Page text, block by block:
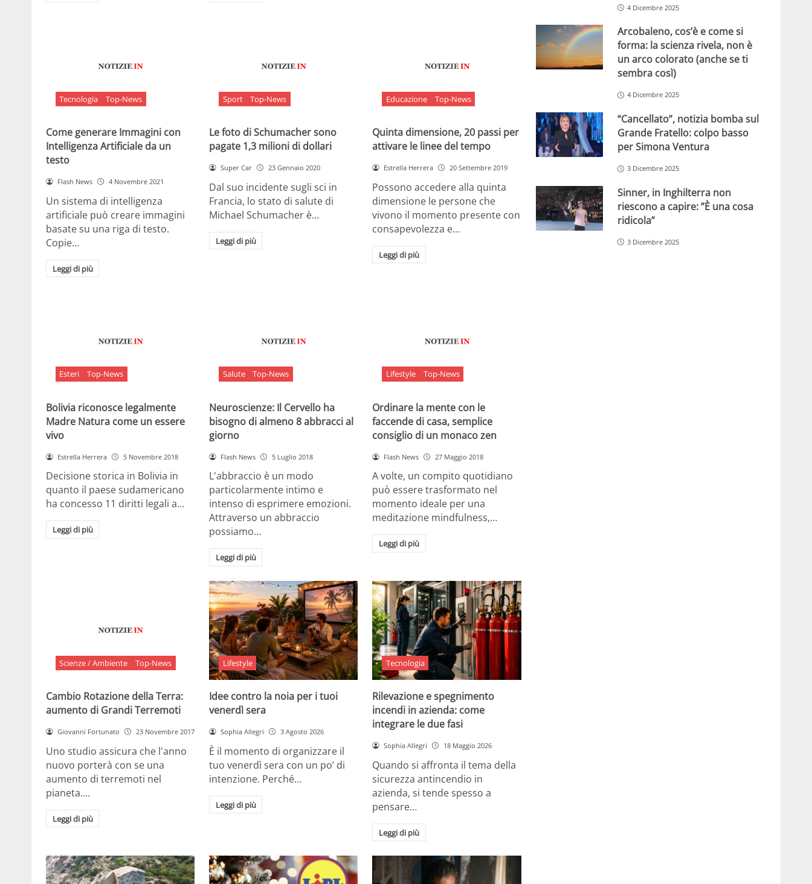
Tecnologia Top-News
Come generare Immagini con
Intelligenza Artificiale da un
testo
Flash News 4 Novembre 2021
Un sistema di intelligenza
artificiale può creare immagini
basate su una riga di testo.
Copie…
Leggi di più
Sport Top-News
Le foto di Schumacher sono
pagate 1,3 milioni di dollari
Super Car 23 Gennaio 2020
Dal suo incidente sugli sci in
Francia, lo stato di salute di
Michael Schumacher è…
Leggi di più
Educazione Top-News
Quinta dimensione, 20 passi per
attivare le linee del tempo
Estrella Herrera 20 Settembre 2019
Possono accedere alla quinta
dimensione le persone che
vivono il momento presente con
consapevolezza e…
Leggi di più
Esteri Top-News
Bolivia riconosce legalmente
Madre Natura come un essere
vivo
Estrella Herrera 5 Novembre 2018
Decisione storica in Bolivia in
quanto il paese sudamericano
ha concesso 11 diritti legali a…
Leggi di più
Salute Top-News
Neuroscienze: Il Cervello ha
bisogno di almeno 8 abbracci al
giorno
Flash News 5 Luglio 2018
L'abbraccio è un modo
particolarmente intimo e
intenso di esprimere emozioni.
Attraverso un abbraccio
possiamo…
Leggi di più
Lifestyle Top-News
Ordinare la mente con le
faccende di casa, semplice
consiglio di un monaco zen
Flash News 27 Maggio 2018
A volte, un compito quotidiano
può essere trasformato nel
momento ideale per una
meditazione mindfulness,…
Leggi di più
Scienze / Ambiente Top-News
Cambio Rotazione della Terra:
aumento di Grandi Terremoti
Giovanni Fortunato 23 Novembre 2017
Uno studio assicura che l'anno
nuovo porterà con se una
aumento di terremoti nel
pianeta.…
Leggi di più
Lifestyle
Idee contro la noia per i tuoi
venerdì sera
Sophia Allegri 3 Agosto 2026
È il momento di organizzare il
tuo venerdì sera con un po’ di
intenzione. Perché…
Leggi di più
Tecnologia
Rilevazione e spegnimento
incendi in azienda: come
integrare le due fasi
Sophia Allegri 18 Maggio 2026
Quando si affronta il tema della
sicurezza antincendio in
azienda, si tende spesso a
pensare…
Leggi di più
4 Dicembre 2025
Arcobaleno, cos’è e come si
forma: la scienza rivela, non è
un arco colorato (anche se ti
sembra così)
4 Dicembre 2025
“Cancellato”, notizia bomba sul
Grande Fratello: colpo basso
per Simona Ventura
3 Dicembre 2025
Sinner, in Inghilterra non
riescono a capire: ”È una cosa
ridicola”
3 Dicembre 2025